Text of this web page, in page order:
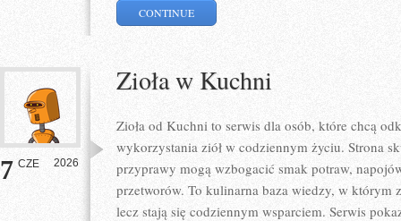
CONTINUE
7 CZE 2026
Zioła w Kuchni
Zioła od Kuchni to serwis dla osób, które chcą
wykorzystania ziół w codziennym życiu. Strona
przyprawy mogą wzbogacić smak potraw,
przetworów. To kulinarna baza wiedzy, w którym
lecz stają się codziennym wsparciem. Serwis